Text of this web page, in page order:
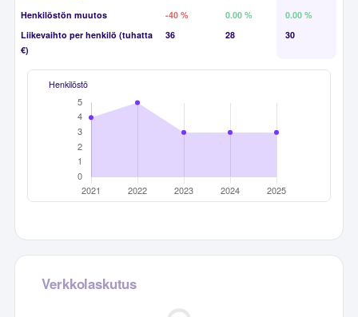
Henkilöstön muutos
-40 % 0.00 %
0.00 %
Liikevaihto per henkilö (tuhatta
€)
36 28 30
Henkilöstö
Verkkolaskutus